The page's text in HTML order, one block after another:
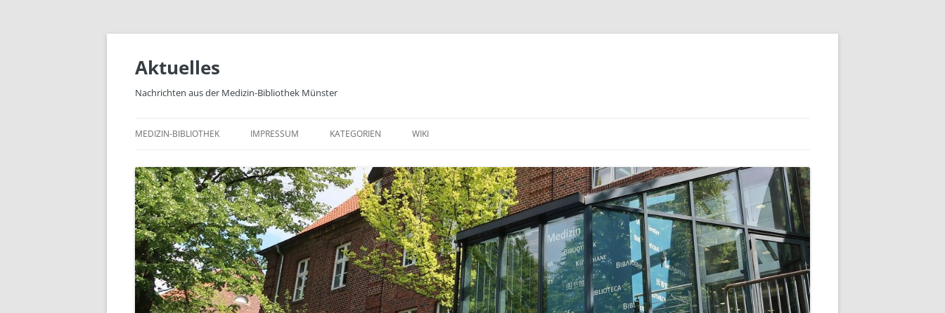
Zum
springen
Aktuelles
Nachrichten aus der Medizin-Bibliothek Münster
MEDIZIN-BIBLIOTHEK IMPRESSUM KATEGORIEN
BIBLIOTHEK
E-BOOKS
DATENBANKEN
MEDIZIN
TABLETS & SMARTPHONE
WIKI